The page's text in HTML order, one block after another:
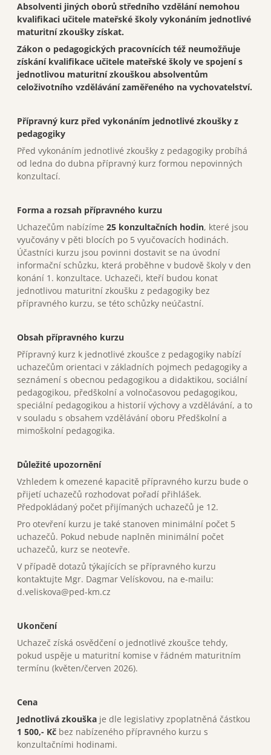
Absolventi jiných oborů středního vzdělání nemohou
kvalifikaci učitele mateřské školy vykonáním jednotlivé
maturitní zkoušky získat.
Zákon o pedagogických pracovnících též neumožňuje
získání kvalifikace učitele mateřské školy ve spojení s
jednotlivou maturitní zkouškou absolventům
celoživotního vzdělávání zaměřeného na vychovatelství.
Přípravný kurz před vykonáním jednotlivé zkoušky z
pedagogiky
Před vykonáním jednotlivé zkoušky z pedagogiky probíhá
od ledna do dubna přípravný kurz formou nepovinných
konzultací.
Forma a rozsah přípravného kurzu
Uchazečům nabízíme 25 konzultačních hodin, které jsou
vyučovány v pěti blocích po 5 vyučovacích hodinách.
Účastníci kurzu jsou povinni dostavit se na úvodní
informační schůzku, která proběhne v budově školy v den
konání 1. konzultace. Uchazeči, kteří budou konat
jednotlivou maturitní zkoušku z pedagogiky bez
přípravného kurzu, se této schůzky neúčastní.
Obsah přípravného kurzu
Přípravný kurz k jednotlivé zkoušce z pedagogiky nabízí
uchazečům orientaci v základních pojmech pedagogiky a
seznámení s obecnou pedagogikou a didaktikou, sociální
pedagogikou, předškolní a volnočasovou pedagogikou,
speciální pedagogikou a historií výchovy a vzdělávání, a to
v souladu s obsahem vzdělávání oboru Předškolní a
mimoškolní pedagogika.
Důležité upozornění
Vzhledem k omezené kapacitě přípravného kurzu bude o
přijetí uchazečů rozhodovat pořadí přihlášek.
Předpokládaný počet přijímaných uchazečů je 12.
Pro otevření kurzu je také stanoven minimální počet 5
uchazečů. Pokud nebude naplněn minimální počet
uchazečů, kurz se neotevře.
V případě dotazů týkajících se přípravného kurzu
kontaktujte Mgr. Dagmar Velískovou, na e-mailu:
d.veliskova@ped-km.cz
Ukončení
Uchazeč získá osvědčení o jednotlivé zkoušce tehdy,
pokud uspěje u maturitní komise v řádném maturitním
termínu (květen/červen 2026).
Cena
Jednotlivá zkouška je dle legislativy zpoplatněná částkou
1 500,- Kč bez nabízeného přípravného kurzu s
konzultačními hodinami.